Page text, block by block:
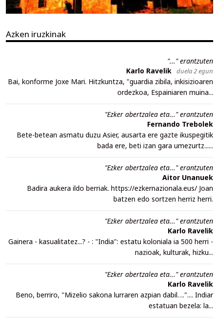
Azken iruzkinak
"..." erantzuten
Karlo Ravelik duela 2 egun
Bai, konforme Joxe Mari. Hitzkuntza, "guardia zibila, inkisizioaren
ordezkoa, Espainiaren muina...
"Ezker abertzalea eta..." erantzuten
Fernando Trebolek
Bete-betean asmatu duzu Asier, ausarta ere gazte ikuspegitik
bada ere, beti izan gara umezurtz......
"Ezker abertzalea eta..." erantzuten
Aitor Unanuek
Badira aukera ildo berriak. https://ezkernazionala.eus/ Joan
batzen edo sortzen herriz herri.
"Ezker abertzalea eta..." erantzuten
Karlo Ravelik
Gainera - kasualitatez...? - : "India": estatu koloniala ia 500 herri -
nazioak, kulturak, hizku...
"Ezker abertzalea eta..." erantzuten
Karlo Ravelik
Beno, berriro, "Mizelio sakona lurraren azpian dabil….".... Indiar
estatuan bezela: la...